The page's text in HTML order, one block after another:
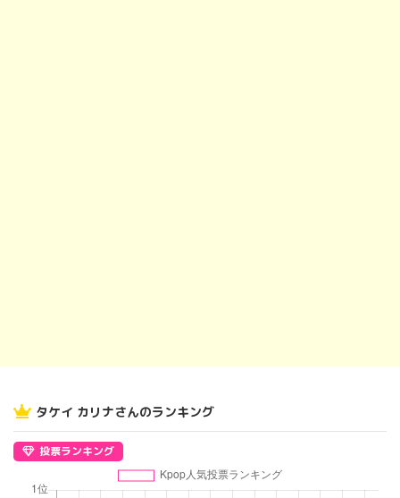
タケイ カリナさんのランキング
投票ランキング